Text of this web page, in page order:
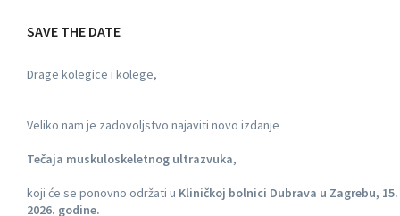
SAVE THE DATE
Drage kolegice i kolege,
Veliko nam je zadovoljstvo najaviti novo izdanje
Tečaja muskuloskeletnog ultrazvuka,
koji će se ponovno održati u Kliničkoj bolnici Dubrava u Zagrebu,
2026. godine.